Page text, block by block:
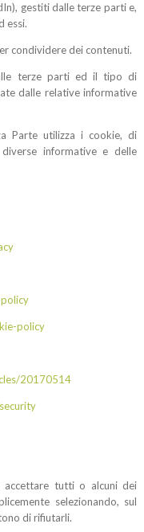
gestiti dalle terze parti e,
essi.
condividere dei contenuti.
terze parti ed il tipo di
dalle relative informative
Parte utilizza i cookie, di
informative e delle
policy
20170514
accettare tutti o alcuni dei
selezionando, sul
di rifiutarli.